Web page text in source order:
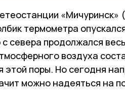
«Мичуринск»
термометра
севера продолжался
воздуха
этой поры. Но сегодня
можно надеяться на